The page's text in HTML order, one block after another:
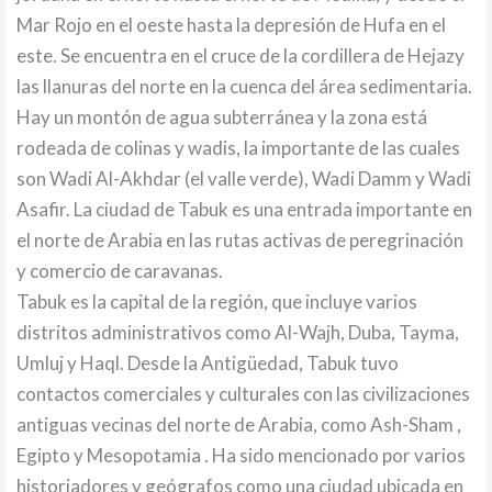
Mar Rojo en el oeste hasta la depresión de Hufa en el
este. Se encuentra en el cruce de la cordillera de Hejazy
las llanuras del norte en la cuenca del área sedimentaria.
Hay un montón de agua subterránea y la zona está
rodeada de colinas y wadis, la importante de las cuales
son Wadi Al-Akhdar (el valle verde), Wadi Damm y Wadi
Asafir. La ciudad de Tabuk es una entrada importante en
el norte de Arabia en las rutas activas de peregrinación
y comercio de caravanas.
Tabuk es la capital de la región, que incluye varios
distritos administrativos como Al-Wajh, Duba, Tayma,
Umluj y Haql. Desde la Antigüedad, Tabuk tuvo
contactos comerciales y culturales con las civilizaciones
antiguas vecinas del norte de Arabia, como Ash-Sham ,
Egipto y Mesopotamia . Ha sido mencionado por varios
historiadores y geógrafos como una ciudad ubicada en